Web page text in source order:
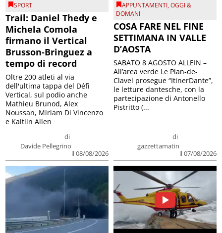
SPORT
Trail: Daniel Thedy e
Michela Comola
firmano il Vertical
Brusson-Bringuez a
tempo di record
di
Davide Pellegrino
il 08/08/2026
Oltre 200 atleti al via
dell'ultima tappa del Défì
Vertical, sul podio anche
Mathieu Brunod, Alex
Noussan, Miriam Di Vincenzo
e Kaitlin Allen
APPUNTAMENTI,OGGI &
DOMANI
COSA FARE NEL FINE
SETTIMANA IN VALLE
D’AOSTA
di
gazzettamatin
il 07/08/2026
SABATO 8 AGOSTO ALLEIN –
All’area verde Le Plan-de-
Clavel prosegue “ItinerDante”,
le letture dantesche, con la
partecipazione di Antonello
Pistritto (...